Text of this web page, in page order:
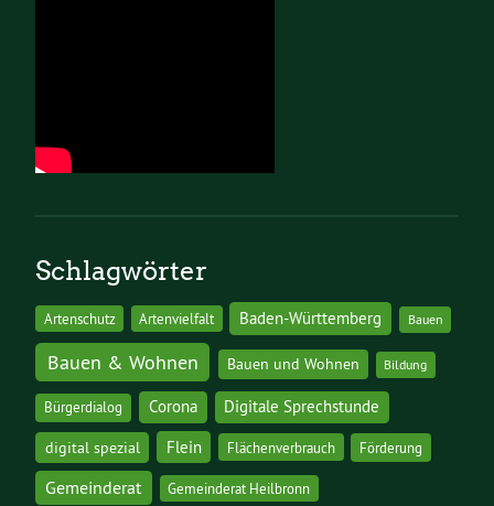
Schlagwörter
Artenschutz Artenvielfalt Baden-Württemberg Bauen
Bauen & Wohnen Bauen und Wohnen Bildung
Bürgerdialog Corona Digitale Sprechstunde
digital spezial Flein Flächenverbrauch Förderung
Gemeinderat Gemeinderat Heilbronn